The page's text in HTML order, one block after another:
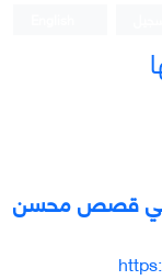
في قصص محسن